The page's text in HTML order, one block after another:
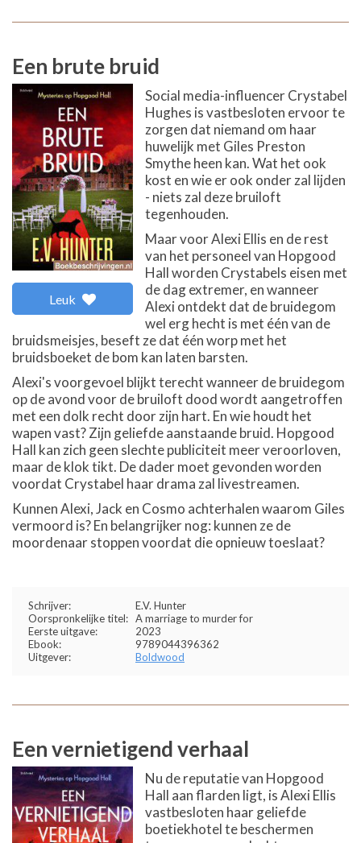
Een brute bruid
Leuk
Social media-influencer Crystabel
Hughes is vastbesloten ervoor te
zorgen dat niemand om haar
huwelijk met Giles Preston
Smythe heen kan. Wat het ook
kost en wie er ook onder zal lijden
- niets zal deze bruiloft
tegenhouden.
Maar voor Alexi Ellis en de rest
van het personeel van Hopgood
Hall worden Crystabels eisen met
de dag extremer, en wanneer
Alexi ontdekt dat de bruidegom
wel erg hecht is met één van de
bruidsmeisjes, beseft ze dat één worp met het
bruidsboeket de bom kan laten barsten.
Alexi's voorgevoel blijkt terecht wanneer de bruidegom
op de avond voor de bruiloft dood wordt aangetroffen
met een dolk recht door zijn hart. En wie houdt het
wapen vast? Zijn geliefde aanstaande bruid. Hopgood
Hall kan zich geen slechte publiciteit meer veroorloven,
maar de klok tikt. De dader moet gevonden worden
voordat Crystabel haar drama zal livestreamen.
Kunnen Alexi, Jack en Cosmo achterhalen waarom Giles
vermoord is? En belangrijker nog: kunnen ze de
moordenaar stoppen voordat die opnieuw toeslaat?
Schrijver:
E.V. Hunter
Oorspronkelijke titel: A marriage to murder for
Eerste uitgave:
2023
Ebook:
9789044396362
Uitgever:
Boldwood
Een vernietigend verhaal
Nu de reputatie van Hopgood
Hall aan flarden ligt, is Alexi Ellis
vastbesloten haar geliefde
boetiekhotel te beschermen